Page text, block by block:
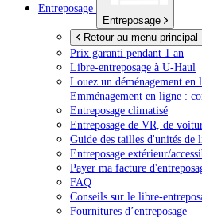
Entreposage
Entreposage
Retour au menu principal
Prix garanti pendant 1 an
Libre-entreposage à U-Haul
Louez un déménagement en
Emménagement en ligne :
Entreposage climatisé
Entreposage de VR, de
Guide des tailles d'unités de
Entreposage extérieur/
Payer ma facture
FAQ
Conseils sur le libre-
Fournitures d’entreposage